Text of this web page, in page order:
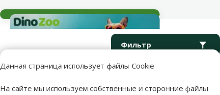
Данная страница использует файлы Cookie
На сайте мы используем собственные и сторонние файлы
Фильтр
Продукты в категории Рельефная поверхность / 3D